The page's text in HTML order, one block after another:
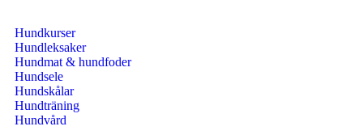
Hundkurser
Hundleksaker
Hundmat & hundfoder
Hundsele
Hundskålar
Hundträning
Hundvård